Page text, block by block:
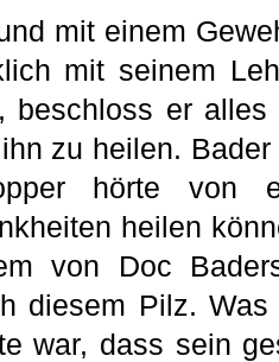
mit einem
mit seinem
beschloss er
zu heilen.
hörte von
heilen
von Doc
diesem Pilz.
war, dass sein